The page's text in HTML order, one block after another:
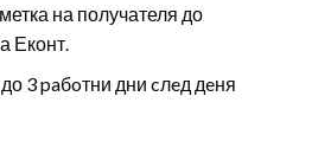
на получателя до
Еконт.
3 paбoтни дни cлeд дeня